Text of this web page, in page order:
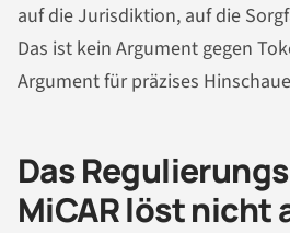
auf die Jurisdiktion, auf die
Das ist kein Argument gegen
Argument für präzises
Das
MiCAR löst nicht